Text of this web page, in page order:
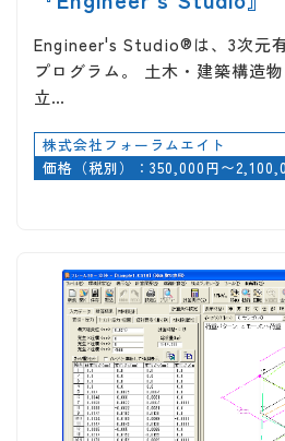
Engineer's Studio®は、3次元
プログラム。 土木・建築構造
立…
株式会社フォーラムエイト
価格（税別）：350,000円〜